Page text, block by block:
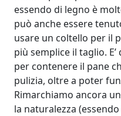
essendo di legno è
può anche essere
usare un coltello per il
più semplice il taglio.
per contenere il pane
pulizia, oltre a poter
Rimarchiamo ancora
la naturalezza